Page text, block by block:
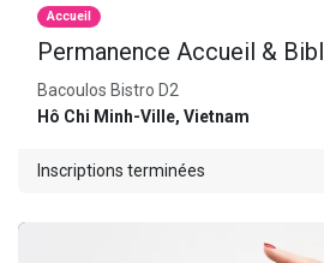
Accueil
Permanence Accueil &
Bacoulos Bistro D2
Hô Chi Minh-Ville, Vietnam
Inscriptions terminées